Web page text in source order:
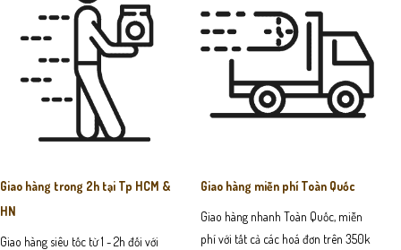
Giao hàng trong 2h tại Tp HCM &
HN
Giao hàng siêu tốc từ 1 - 2h đối với
Giao hàng miễn phí Toàn Quốc
Giao hàng nhanh Toàn Quốc, miễn
phí với tất cả các hoá đơn trên 350k